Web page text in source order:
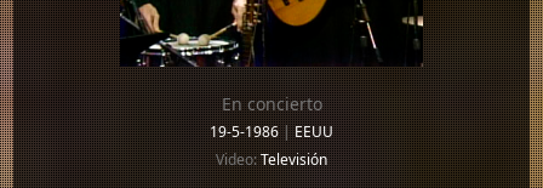
En concierto
19-5-1986|EEUU
Video:Televisión